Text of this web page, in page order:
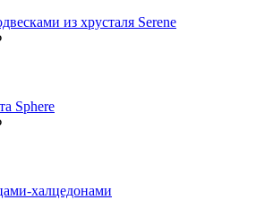
из хрусталя Serene
Sphere
халцедонами